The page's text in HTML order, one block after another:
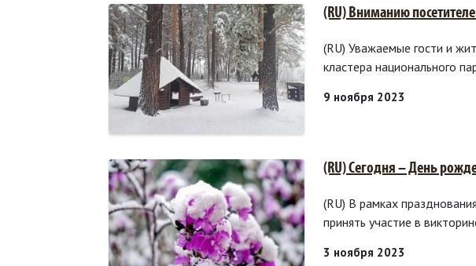
(RU) Вниманию
(RU) Уважаемые гости и
кластера национального
9 ноября 2023
(RU) Сегодня – День
(RU) В рамках
принять участие в
3 ноября 2023